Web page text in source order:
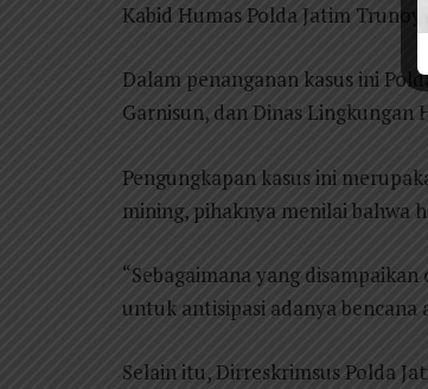
Kabid Humas Polda Jatim
Dalam penanganan kasus ini
Garnisun, dan Dinas Lingkungan
Pengungkapan kasus ini
mining, pihaknya menilai bahwa
“Sebagaimana yang
untuk antisipasi adanya bencana
Selain itu, Dirreskrimsus Polda